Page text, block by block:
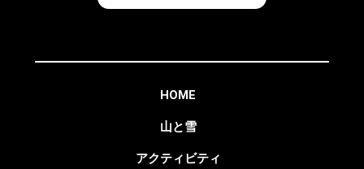
HOME
山と雪
アクティビティ